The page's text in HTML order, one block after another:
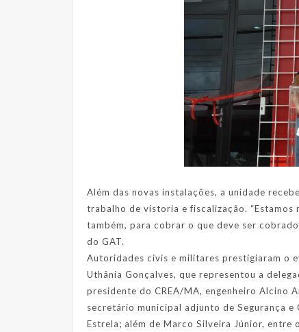
Além das novas instalações, a unidade
trabalho de vistoria e fiscalização.
também, para cobrar o que deve ser
do GAT.
Autoridades civis e militares prestigiaram o
Uthânia Gonçalves, que representou a
presidente do CREA/MA, engenheiro Alcino
secretário municipal adjunto de Segurança e
Estrela; além de Marco Silveira Júnior, entre